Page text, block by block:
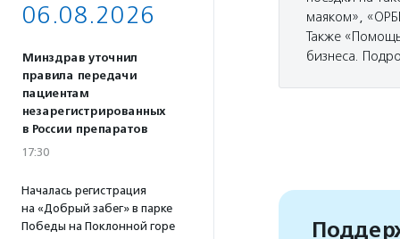
06.08.2026
Минздрав уточнил
правила передачи
пациентам
незарегистрированных
в России препаратов
17:30
Началась регистрация
на «Добрый забег» в парке
Победы на Поклонной горе
маяком»,
Также
бизнеса.